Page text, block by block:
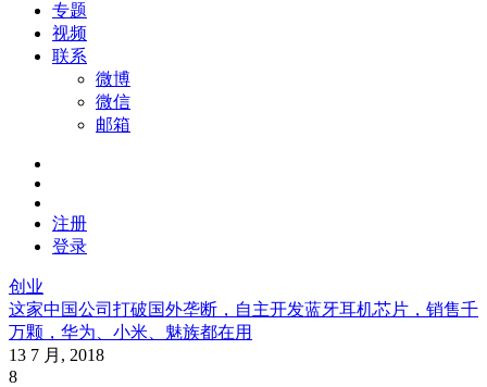
专题
视频
联系
微博
微信
邮箱
注册
登录
创业
这家中国公司打破国外垄断，自主开发蓝牙耳机芯片，销售千
万颗，华为、小米、魅族都在用
13 7 月, 2018
8